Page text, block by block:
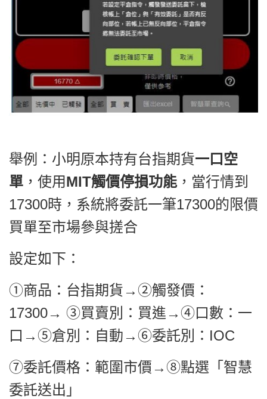
舉例： 小明原本持有台指期貨一口空
單 ，使用MIT觸價停損功能，當行情到
17300時，系統將委託一筆17300的限價
買單至市場參與搓合
設定如下：
①商品：台指期貨→②觸發價：
17300→ ③買賣別：買進→④口數：一
口→⑤倉別：自動→⑥委託別：IOC
⑦委託價格：範圍市價→⑧點選「智慧
委託送出」